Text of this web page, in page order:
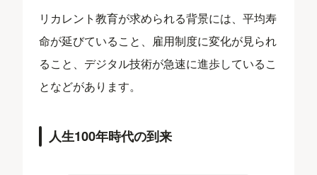
リカレント教育が求められる背景には、平均寿
命が延びていること、雇用制度に変化が見られ
ること、デジタル技術が急速に進歩しているこ
となどがあります。
人生100年時代の到来